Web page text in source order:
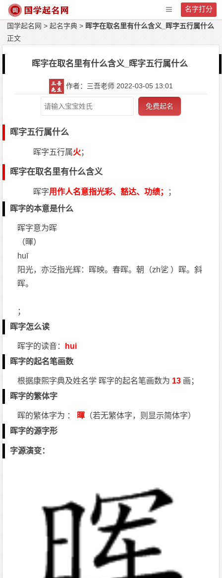
名字打分
国学起名网 >起名字典 > 晖字在取名里有什么含义_晖字五行属什么
正文
晖字在取名里有什么含义_晖字五行属什么
作者：三吾老师 2022-03-05 13:01
免费起名
晖字五行属什么
晖字五行属火；
晖字在取名里有什么含义
晖字用作人名意指光彩、豁达、功绩；
；
晖字的本意是什么
晖字意为晖
（暉）
huī
阳光，亦泛指光辉：晖映。春晖。朝（zh乷 ）晖。斜
晖。
；
晖字怎么读
晖字的读音：
hui
晖字的起名笔画数
根据康熙字典及姓名学 晖字的起名笔画数为 13 画；
晖字的繁体字
晖的繁体字为 ： 暉 （若无繁体字，则显示简体字）
晖字的源字形
字源演变：